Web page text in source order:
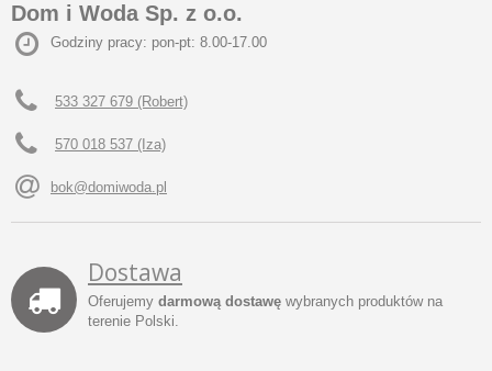
Dom i Woda Sp. z o.o.
Godziny pracy: pon-pt: 8.00-17.00
533 327 679 (Robert)
570 018 537 (Iza)
bok@domiwoda.pl
Dostawa
Oferujemy darmową dostawę wybranych produktów na
terenie Polski.